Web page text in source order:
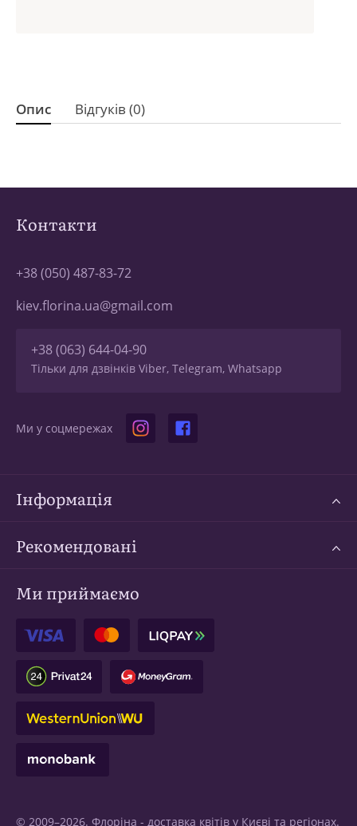
Опис Відгуків (0)
Контакти
+38 (050) 487-83-72
kiev.florina.ua@gmail.com
+38 (063) 644-04-90
Тільки для дзвінків Viber, Telegram, Whatsapp
Ми у соцмережах
Інформація
Рекомендовані
Ми приймаємо
© 2009–2026. Флоріна - доставка квітів у Києві та регіонах.